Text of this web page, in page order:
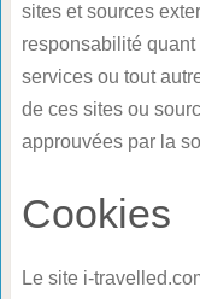
sites et sources
responsabilité
services ou tout
de ces sites ou
approuvées par la
Cookies
Le site i-